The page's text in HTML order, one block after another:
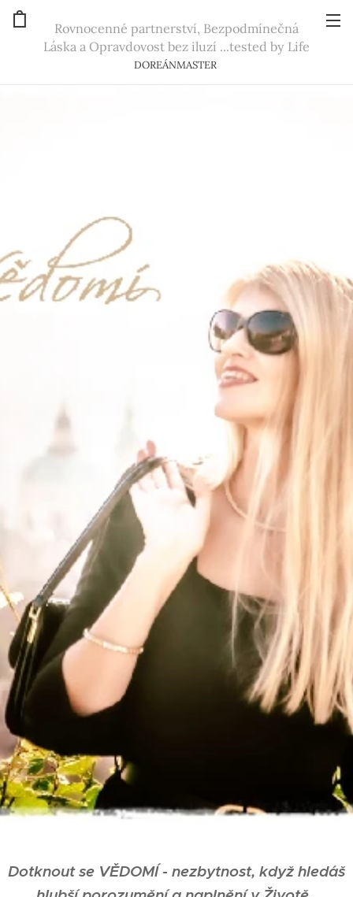
Rovnocenné partnerství, Bezpodmínečná
Láska a Opravdovost bez iluzí ...tested by Life
DOREÁNMASTER
.
Dotknout se VĚDOMÍ - nezbytnost, když hledáš